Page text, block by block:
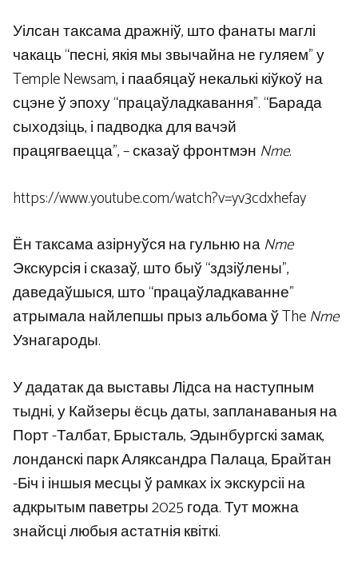
Уілсан таксама дражніў, што фанаты маглі
чакаць “песні, якія мы звычайна не гуляем” у
Temple Newsam, і паабяцаў некалькі кіўкоў на
сцэне ў эпоху “працаўладкавання”. “Барада
сыходзіць, і падводка для вачэй
працягваецца”, – сказаў фронтмэн Nme.
https://www.youtube.com/watch?v=yv3cdxhefay
Ён таксама азірнуўся на гульню наNme
Экскурсія і сказаў, што быў “здзіўлены”,
даведаўшыся, што “працаўладкаванне”
атрымала найлепшы прыз альбома ў TheNme
Узнагароды.
У дадатак да выставы Лідса на наступным
тыдні, у Кайзеры ёсць даты, запланаваныя на
Порт -Талбат, Брысталь, Эдынбургскі замак,
лонданскі парк Аляксандра Палаца, Брайтан
-Біч і іншыя месцы ў рамках іх экскурсіі на
адкрытым паветры 2025 года. Тут можна
знайсці любыя астатнія квіткі.